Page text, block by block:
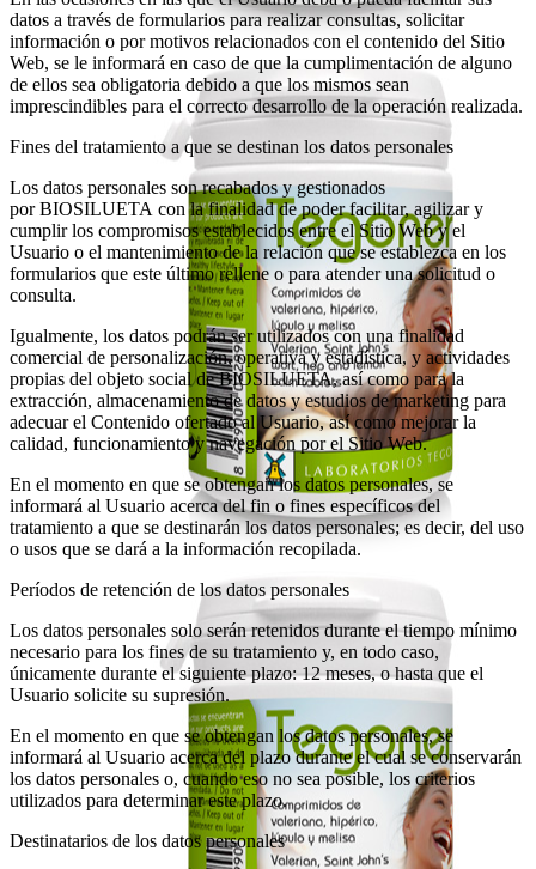
datos a través de formularios para realizar consultas, solicitar
información o por motivos relacionados con el contenido del Sitio
Web, se le informará en caso de que la cumplimentación de alguno
de ellos sea obligatoria debido a que los mismos sean
imprescindibles para el correcto desarrollo de la operación realizada.
Fines del tratamiento a que se destinan los datos personales
Los datos personales son recabados y gestionados
por BIOSILUETA con la finalidad de poder facilitar, agilizar y
cumplir los compromisos establecidos entre el Sitio Web y el
Usuario o el mantenimiento de la relación que se establezca en los
formularios que este último rellene o para atender una solicitud o
consulta.
Igualmente, los datos podrán ser utilizados con una finalidad
comercial de personalización, operativa y estadística, y actividades
propias del objeto social de BIOSILUETA, así como para la
extracción, almacenamiento de datos y estudios de marketing para
adecuar el Contenido ofertado al Usuario, así como mejorar la
calidad, funcionamiento y navegación por el Sitio Web.
En el momento en que se obtengan los datos personales, se
informará al Usuario acerca del fin o fines específicos del
tratamiento a que se destinarán los datos personales; es decir, del uso
o usos que se dará a la información recopilada.
Períodos de retención de los datos personales
Los datos personales solo serán retenidos durante el tiempo mínimo
necesario para los fines de su tratamiento y, en todo caso,
únicamente durante el siguiente plazo: 12 meses, o hasta que el
Usuario solicite su supresión.
En el momento en que se obtengan los datos personales, se
informará al Usuario acerca del plazo durante el cual se conservarán
los datos personales o, cuando eso no sea posible, los criterios
utilizados para determinar este plazo.
Destinatarios de los datos personales